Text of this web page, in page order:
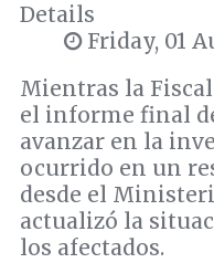
Details
Friday, 01
Mientras la
el informe final
avanzar en la
ocurrido en un
desde el
actualizó la
los afectados.